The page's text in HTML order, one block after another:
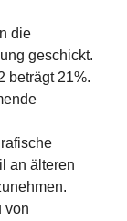
die
geschickt.
beträgt 21%.
an älteren
von